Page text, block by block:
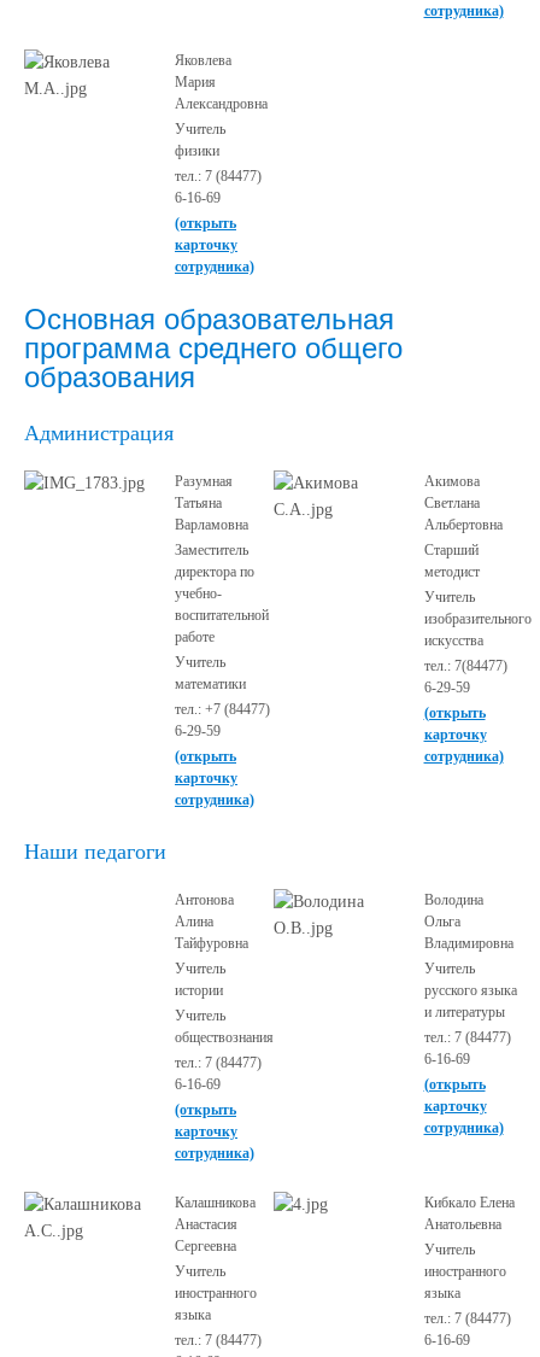
сотрудника)
Яковлева
Мария
Александровна
Учитель
физики
тел.: 7 (84477)
6-16-69
(открыть
карточку
сотрудника)
Основная образовательная
программа среднего общего
образования
Администрация
Разумная
Татьяна
Варламовна
Заместитель
директора по
учебно-
воспитательной
работе
Учитель
математики
тел.: +7 (84477)
6-29-59
(открыть
карточку
сотрудника)
Акимова
Светлана
Альбертовна
Старший
методист
Учитель
изобразительного
искусства
тел.: 7(84477)
6-29-59
(открыть
карточку
сотрудника)
Наши педагоги
Антонова
Алина
Тайфуровна
Учитель
истории
Учитель
обществознания
тел.: 7 (84477)
6-16-69
(открыть
карточку
сотрудника)
Володина
Ольга
Владимировна
Учитель
русского языка
и литературы
тел.: 7 (84477)
6-16-69
(открыть
карточку
сотрудника)
Калашникова
Анастасия
Сергеевна
Учитель
иностранного
языка
тел.: 7 (84477)
Кибкало Елена
Анатольевна
Учитель
иностранного
языка
тел.: 7 (84477)
6-16-69